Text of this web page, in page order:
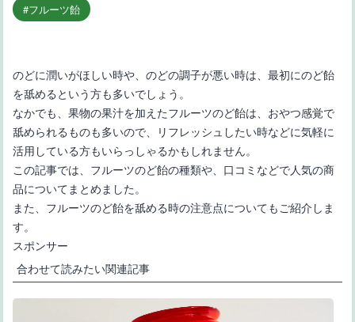
フルーツ飴
のどに潤いがほしい時や、のどの調子が悪い時は、最初にのど飴
を舐めるという方も多いでしょう。
なかでも、果物の果汁を加えたフルーツのど飴は、おやつ感覚で
舐められるものも多いので、リフレッシュしたい時などに気軽に
活用している方もいらっしゃるかもしれません。
この記事では、フルーツのど飴の種類や、口コミなどで人気の商
品についてまとめました。
また、フルーツのど飴を舐める時の注意点についてもご紹介しま
す。
スポンサー
合わせて読みたい関連記事